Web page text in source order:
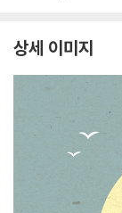
상세 이미지